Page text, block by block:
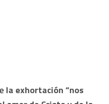
la exhortación “nos